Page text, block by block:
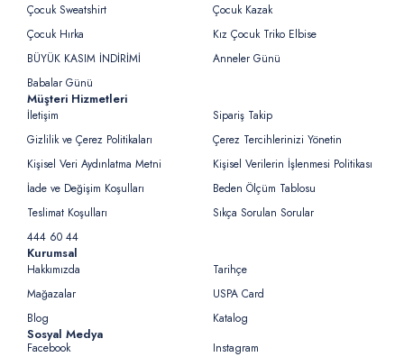
Çocuk Sweatshirt
Çocuk Kazak
Çocuk Hırka
Kız Çocuk Triko Elbise
BÜYÜK KASIM İNDİRİMİ
Anneler Günü
Babalar Günü
Müşteri Hizmetleri
İletişim
Sipariş Takip
Gizlilik ve Çerez Politikaları
Çerez Tercihlerinizi Yönetin
Kişisel Veri Aydınlatma Metni
Kişisel Verilerin İşlenmesi Politikası
İade ve Değişim Koşulları
Beden Ölçüm Tablosu
Teslimat Koşulları
Sıkça Sorulan Sorular
444 60 44
Kurumsal
Hakkımızda
Tarihçe
Mağazalar
USPA Card
Blog
Katalog
Sosyal Medya
Facebook
Instagram